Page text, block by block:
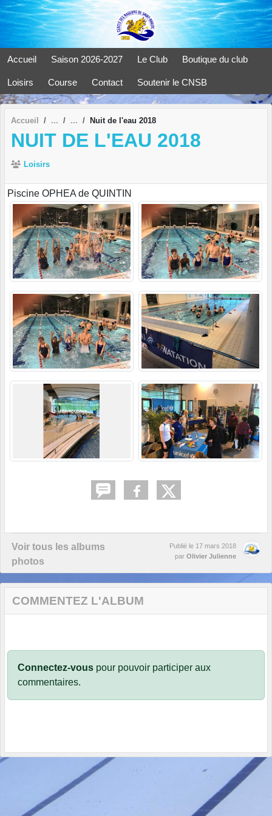
Accueil Saison 2026-2027 Le Club Boutique du club
Loisirs Course Contact Soutenir le CNSB
Accueil Nuit de l'eau 2018
NUIT DE L'EAU 2018
Loisirs
Piscine OPHEA de QUINTIN
Voir tous les albums
photos
Publié le 17 mars 2018
par Olivier Julienne
COMMENTEZ L'ALBUM
Connectez-vous pour pouvoir participer aux
commentaires.
Panneau de gestion des cookies